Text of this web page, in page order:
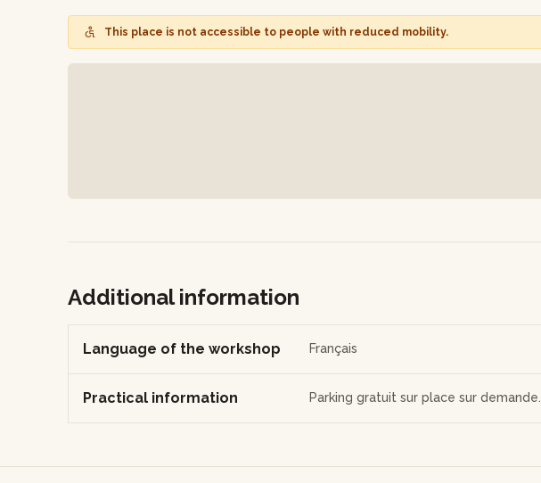
en céramique
This place is not accessible to people with reduced mobility.
Additional information
Language of the workshop Français
Practical information Parking gratuit sur place sur demande.